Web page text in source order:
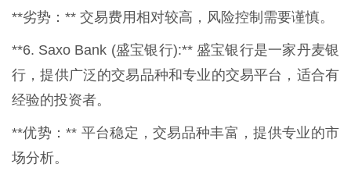
**劣势：** 交易费用相对较高，风险控制需要谨慎。
**6. Saxo Bank (盛宝银行):** 盛宝银行是一家丹麦银
行，提供广泛的交易品种和专业的交易平台，适合有
经验的投资者。
**优势：** 平台稳定，交易品种丰富，提供专业的市
场分析。